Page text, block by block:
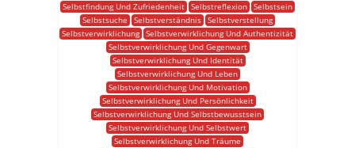
Selbstfindung Und Zufriedenheit Selbstreflexion Selbstsein
Selbstsuche
Selbstverständnis Selbstverstellung
Selbstverwirklichung Selbstverwirklichung Und Authentizität
Selbstverwirklichung Und Gegenwart
Selbstverwirklichung Und Identität
Selbstverwirklichung Und Leben
Selbstverwirklichung Und Motivation
Selbstverwirklichung Und Persönlichkeit
Selbstverwirklichung Und Selbstbewusstsein
Selbstverwirklichung Und Selbstwert
Selbstverwirklichung Und Träume